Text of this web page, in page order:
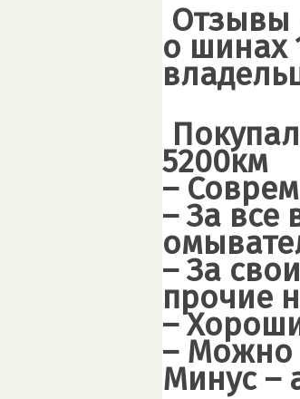
Отзывы
о шинах
5200км
–
– За все
– За
прочие
–
– Можно
Минус –